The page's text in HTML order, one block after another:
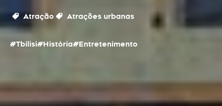
Atração Atrações urbanas
#Tbilisi#História#Entretenimento